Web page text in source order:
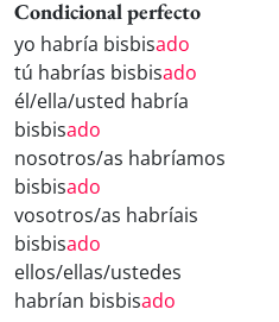
Condicional perfecto
yo habría bisbisado
tú habrías bisbisado
él/ella/usted habría
bisbisado
nosotros/as habríamos
bisbisado
vosotros/as habríais
bisbisado
ellos/ellas/ustedes
habrían bisbisado